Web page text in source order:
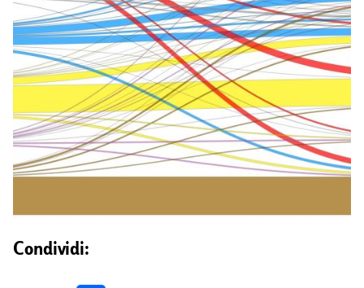
Condividi: